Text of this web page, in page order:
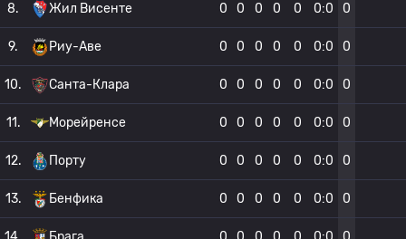
8. Жил Висенте 0 0 0 0 0 0:0 0
9. Риу-Аве 0 0 0 0 0 0:0 0
10. Санта-Клара 0 0 0 0 0 0:0 0
11. Морейренсе 0 0 0 0 0 0:0 0
12. Порту 0 0 0 0 0 0:0 0
13. Бенфика 0 0 0 0 0 0:0 0